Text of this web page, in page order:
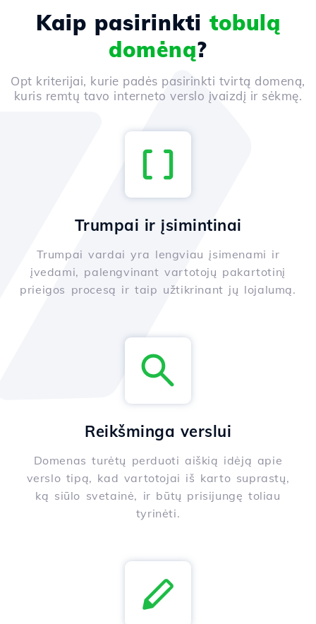
Kaip pasirinkti tobulą
domėną?
Opt kriterijai, kurie padės pasirinkti tvirtą domeną,
kuris remtų tavo interneto verslo įvaizdį ir sėkmę.
Trumpai ir įsimintinai
Trumpai vardai yra lengviau įsimenami ir
įvedami, palengvinant vartotojų pakartotinį
prieigos procesą ir taip užtikrinant jų lojalumą.
Reikšminga verslui
Domenas turėtų perduoti aiškią idėją apie
verslo tipą, kad vartotojai iš karto suprastų,
ką siūlo svetainė, ir būtų prisijungę toliau
tyrinėti.